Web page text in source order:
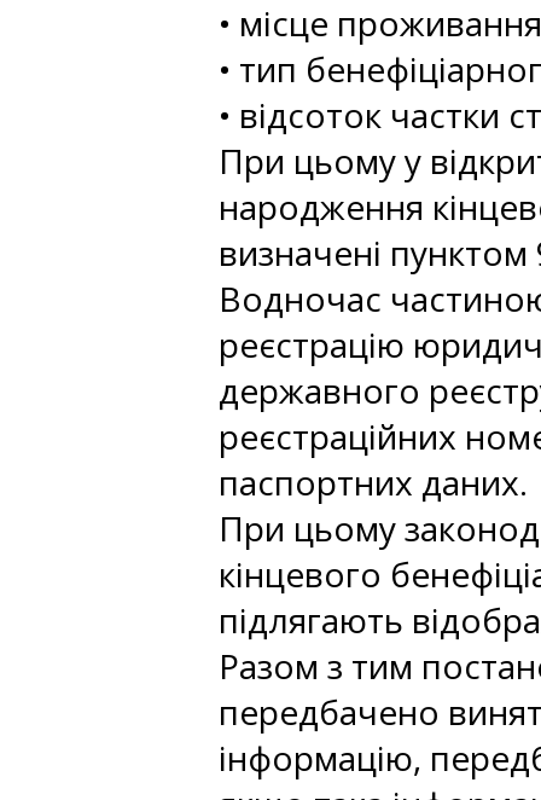
• місце
• тип
• відсоток частки
При цьому у
народження
визначені пунктом
Водночас
реєстрацію
державного
реєстраційних
паспортних даних.
При цьому
кінцевого
підлягають
Разом з тим
передбачено
інформацію,